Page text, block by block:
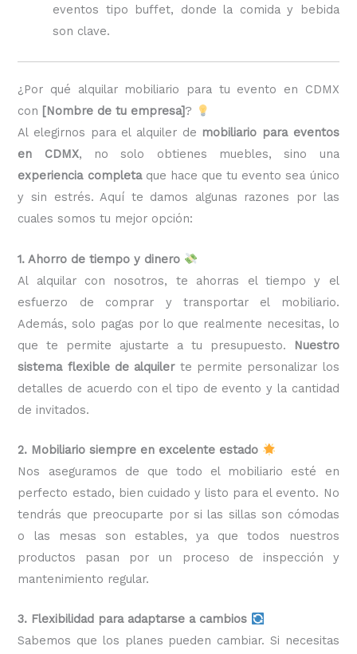
eventos tipo buffet, donde la comida y bebida
son clave.
¿Por qué alquilar mobiliario para tu evento en CDMX
con [Nombre de tu empresa]?
Al elegirnos para el alquiler de mobiliario para eventos
en CDMX, no solo obtienes muebles, sino una
experiencia completaque hace que tu evento sea único
y sin estrés. Aquí te damos algunas razones por las
cuales somos tu mejor opción:
1. Ahorro de tiempo y dinero
Al alquilar con nosotros, te ahorras el tiempo y el
esfuerzo de comprar y transportar el mobiliario.
Además, solo pagas por lo que realmente necesitas, lo
que te permite ajustarte a tu presupuesto.
Nuestro
sistema flexible de alquilerte permite personalizar los
detalles de acuerdo con el tipo de evento y la cantidad
de invitados.
2. Mobiliario siempre en excelente estado
Nos aseguramos de que todo el mobiliario esté en
perfecto estado, bien cuidado y listo para el evento. No
tendrás que preocuparte por si las sillas son cómodas
o las mesas son estables, ya que todos nuestros
productos pasan por un proceso de inspección y
mantenimiento regular.
3. Flexibilidad para adaptarse a cambios
Sabemos que los planes pueden cambiar. Si necesitas